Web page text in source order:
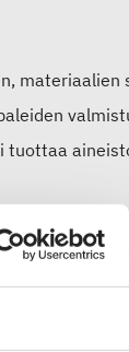
materiaalien
tuottaa